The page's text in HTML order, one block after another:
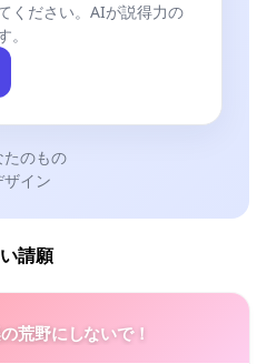
ください。AIが説得力の
のもの
イン
請願
荒野にしないで！